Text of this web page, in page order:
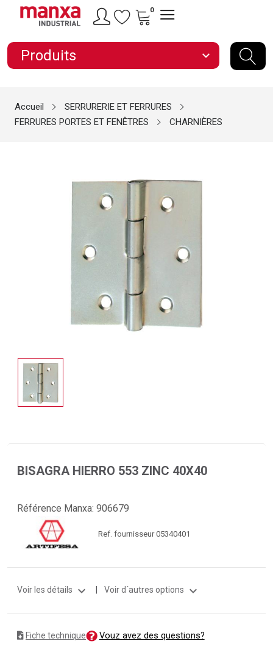
0
Produits expand_more
Accueil
SERRURERIE ET FERRURES
FERRURES PORTES ET FENÊTRES
CHARNIÈRES
BISAGRA HIERRO 553 ZINC 40X40
Référence Manxa: 906679
Ref. fournisseur 05340401
Voir les détails expand_more Voir d´autres options expand_more
Fiche technique Vouz avez des questions?